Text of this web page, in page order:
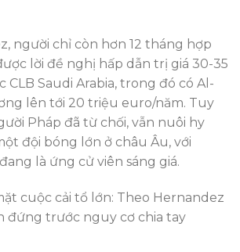
người chỉ còn hơn 12 tháng hợp
lời đề nghị hấp dẫn trị giá 30-35
Saudi Arabia, trong đó có Al-
lên tới 20 triệu euro/năm. Tuy
Pháp đã từ chối, vẫn nuôi hy
đội bóng lớn ở châu Âu, với
là ứng cử viên sáng giá.